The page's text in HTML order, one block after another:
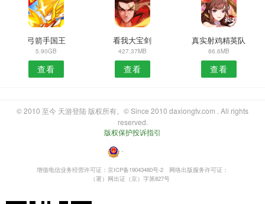
弓箭手国王
5.90GB
查看
看我大宝剑
427.37MB
查看
真实射鸡精英队
86.6MB
查看
© 2010 至今 天游登陆 版权所有。© Since 2010 daxiongtv.com . All rights
reserved.
版权保护投诉指引
・
增值电信业务经营许可证：京ICP备19043480号-2
网络出版服务许可证：
（署）网出证（京）字第827号